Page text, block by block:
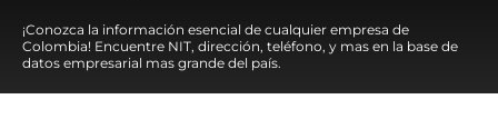
¡Conozca la información esencial de cualquier empresa de
Colombia! Encuentre NIT, dirección, teléfono, y mas en la base de
datos empresarial mas grande del país.